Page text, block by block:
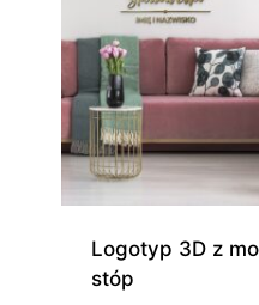
Logotyp 3D z
stóp